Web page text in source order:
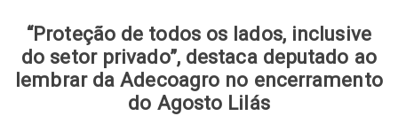
“Proteção de todos os lados, inclusive
do setor privado”, destaca deputado ao
lembrar da Adecoagro no encerramento
do Agosto Lilás